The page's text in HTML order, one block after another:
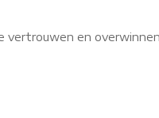
vertrouwen en